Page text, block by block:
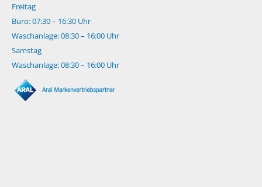
Freitag
Büro: 07:30 – 16:30 Uhr
Waschanlage: 08:30 – 16:00 Uhr
Samstag
Waschanlage: 08:30 – 16:00 Uhr